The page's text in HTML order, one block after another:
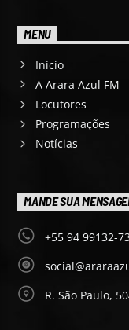
MENU
Início
A Arara Azul FM
Locutores
Programações
Notícias
MANDE SUA
+55 94 99132-
R. São Paulo,